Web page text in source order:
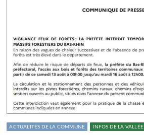
ACTUALITÉS DE LA COMMUNE INFOS DE LA VALLÉE